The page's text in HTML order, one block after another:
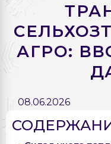
АГРО:
08.06.2026